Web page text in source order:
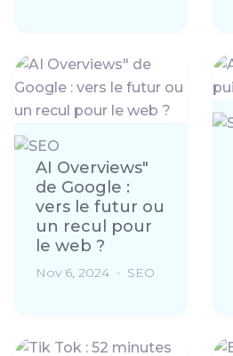
AI Overviews"
de Google :
vers le futur ou
un recul pour
le web ?
Nov 6, 2024 SEO